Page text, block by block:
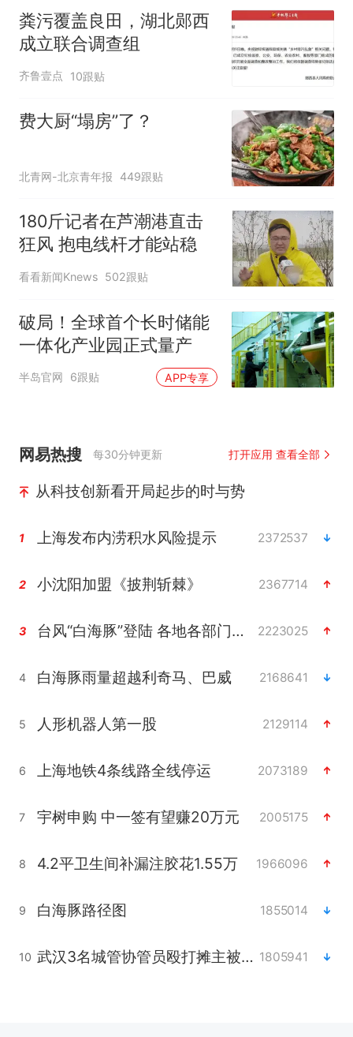
粪污覆盖良田，湖北郧西
成立联合调查组
齐鲁壹点 10跟贴
费大厨“塌房”了？
北青网-北京青年报 449跟贴
180斤记者在芦潮港直击
狂风 抱电线杆才能站稳
看看新闻Knews 502跟贴
破局！全球首个长时储能
一体化产业园正式量产
半岛官网 6跟贴 APP专享
网易热搜 每30分钟更新 打开应用 查看全部
从科技创新看开局起步的时与势
1 上海发布内涝积水风险提示 2372537
2 小沈阳加盟《披荆斩棘》 2367714
3 台风“白海豚”登陆 各地各部门全力应对 2223025
4 白海豚雨量超越利奇马、巴威 2168641
5 人形机器人第一股 2129114
6 上海地铁4条线路全线停运 2073189
7 宇树申购 中一签有望赚20万元 2005175
8 4.2平卫生间补漏注胶花1.55万 1966096
9 白海豚路径图 1855014
10 武汉3名城管协管员殴打摊主被刑拘 1805941